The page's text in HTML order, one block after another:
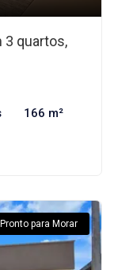
3 quartos,
166 m²
Pronto para Morar